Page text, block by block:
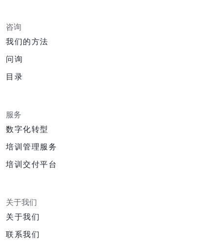
咨询
我们的方法
问询
目录
服务
数字化转型
培训管理服务
培训交付平台
关于我们
关于我们
联系我们